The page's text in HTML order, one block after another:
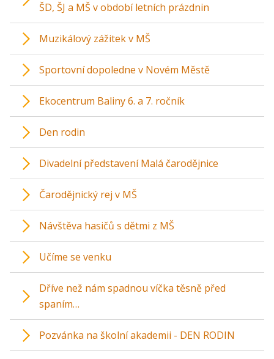
ŠD, ŠJ a MŠ v období letních prázdnin
Muzikálový zážitek v MŠ
Sportovní dopoledne v Novém Městě
Ekocentrum Baliny 6. a 7. ročník
Den rodin
Divadelní představení Malá čarodějnice
Čarodějnický rej v MŠ
Návštěva hasičů s dětmi z MŠ
Učíme se venku
Dříve než nám spadnou víčka těsně před
spaním…
Pozvánka na školní akademii - DEN RODIN